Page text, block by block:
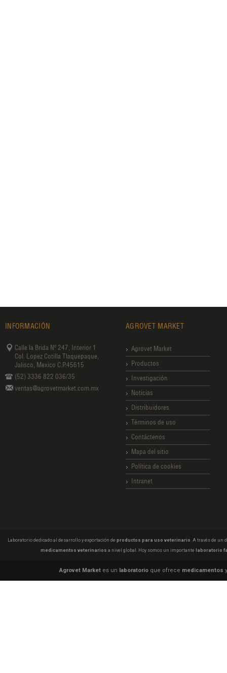
INFORMACIÓN
Calle la Brida Nº 247, Interior 1
Col. Lopez Cotilla Tlaquepaque,
Jalisco, Mexico C.P.45615
(52) 3336 822 036/35
ventas@agrovetmarket.com.mx
AGROVET MARKET
Agrovet Market
Productos
Investigación
Noticias
Distribuidores
Términos de uso
Contáctenos
Mapa del sitio
Política de cookies
Intranet
Laboratorio dedicado al desarrollo y exportación de productos para uso veterinario . A través de un
medicamentos veterinarios a nivel global. Hoy somos un importante laboratorio
Agrovet Market es un laboratorio que ofrece medicamentos